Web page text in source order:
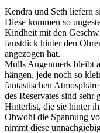
Kendra und Seth liefern
Diese kommen so
Kindheit mit den
faustdick hinter den
angezogen hat.
Mulls Augenmerk bleibt
hängen, jede noch so
fantastischen
des Reservates sind
Hinterlist, die sie hinter
Obwohl die Spannung
nimmt diese